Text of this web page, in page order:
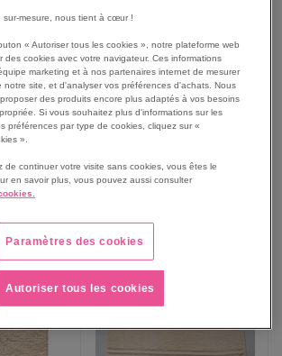
VOIR
collerettes
43,25 €
51,90 € TTC
AJOUTER
FAVORIS
VOIR
sur-mesure, nous tient à cœur !
« Autoriser tous les cookies », notre plateforme web
des cookies avec votre navigateur. Ces informations
marketing et à nos partenaires internet de mesurer
notre site, et d'analyser vos préférences d'achats. Nous
des produits encore plus adaptés à vos besoins
Si vous souhaitez plus d'informations sur les
préférences par type de cookies, cliquez sur «
».
de continuer votre visite sans cookies, vous êtes le
en savoir plus, vous pouvez aussi consulter
Paramètres des cookies
Autoriser tous les cookies